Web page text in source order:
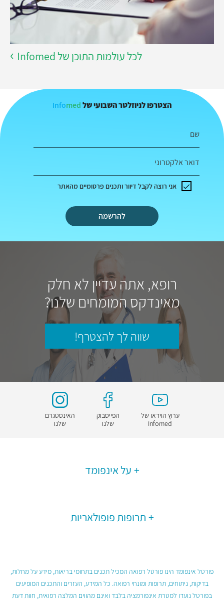
לכל עולמות התוכן של Infomed
הצטרפו לניוזלטר השבועי של Infomed
שם
דואר אלקטרוני
להרשמה
אני רוצה לקבל דיוור ותכנים פרסומיים מהאתר
רופא, אתה עדיין לא חלק
מאינדקס המומחים שלנו?
שווה לך להצטרף!
ערוץ הוידאו של
Infomed
הפייסבוק
שלנו
האינסטגרם
שלנו
על אינפומד
תרופות פופולאריות
פורטל אינפומד הינו פורטל רפואה המכיל תכנים בתחומי בריאות, מידע על מחלות,
בדיקות, ניתוחים, תרופות ומונחי רפואה. כל המידע, העזרים והתכנים המופיעים
בפורטל נועדו למטרת אינפורמציה בלבד ואינם מהווים המלצה רפואית, חוות דעת